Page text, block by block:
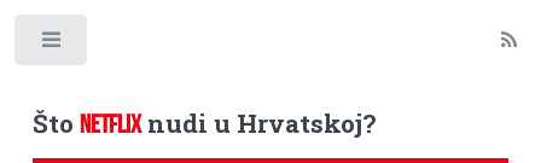
Što NETFLIXnudi u Hrvatskoj?